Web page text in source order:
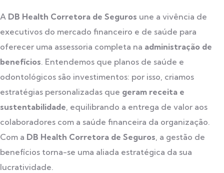
A DB Health Corretora de Seguros une a vivência de
executivos do mercado financeiro e de saúde para
oferecer uma assessoria completa na administração de
benefícios. Entendemos que planos de saúde e
odontológicos são investimentos: por isso, criamos
estratégias personalizadas que geram receita e
sustentabilidade, equilibrando a entrega de valor aos
colaboradores com a saúde financeira da organização.
Com a DB Health Corretora de Seguros, a gestão de
benefícios torna-se uma aliada estratégica da sua
lucratividade.